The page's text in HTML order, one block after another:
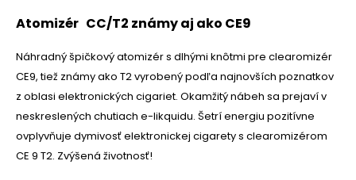
Atomizér CC/T2 známy aj ako CE9
Náhradný špičkový atomizér s dlhými knôtmi pre clearomizér
CE9, tiež známy ako T2 vyrobený podľa najnovších poznatkov
z oblasi elektronických cigariet. Okamžitý nábeh sa prejaví v
neskreslených chutiach e-likquidu. Šetrí energiu pozitívne
ovplyvňuje dymivosť elektronickej cigarety s clearomizérom
CE 9 T2. Zvýšená životnosť!